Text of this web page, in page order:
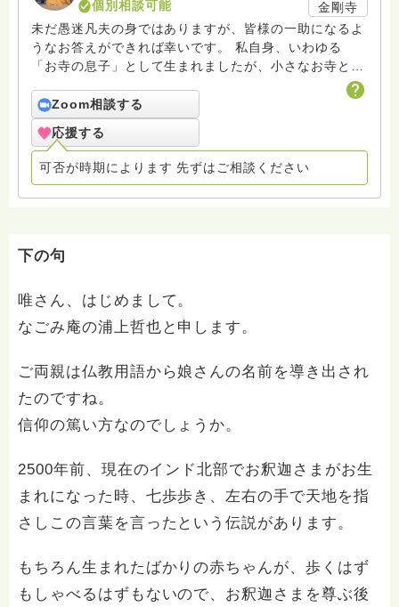
個別相談可能
金剛寺
未だ愚迷凡夫の身ではありますが、皆様の一助になるよ
うなお答えができれば幸いです。 私自身、いわゆる
「お寺の息子」として生まれましたが、小さなお寺とい
うことや両親の教育方針もあり、感謝すること、仏様、
お大師様に手を合わせることの大切さは教えられてきま
したが、後継者としてのプレッシャー等は全くありませ
んでした。 実際、当初は仏門に入る心づもりなどな
く、仏教とは関係のない分野の理系大学に進学し、在学
中に起業。 仲間とIT系の会社を立ち上げたり、飲食業
や人材派遣などの運営企画に携わる傍、ディスコやクラ
の中で思うことが度々あり僧侶を志し、お大師様とご本
き頂き、助けて頂いております。 （趣味程度ですが、
暦の研究や宿曜経の読解、気学をメインに占いは現在も
世界」を共に大切にして釈尊の末弟、宗祖弘法大師空海
の末弟として、真言僧侶の立場、金剛乗仏教・密教の観
点からお答えさせていただきます。 皆様からの相談を
通じて、また他の僧侶の皆様のご回答を通じて多くを学
坊（地蔵山金剛寺）では護摩祈祷会や阿字観体験会（阿
息観による密教瞑想体験）も開催しております。 また
自治体や地元社会福祉協議会様や企業、団体様より依頼
を受けて法話(講話)や瞑想指導を不定期で行っておりま
掌
Zoom相談する
応援する
可否が時期によります 先ずはご相談ください
下の句
唯さん、はじめまして。
なごみ庵の浦上哲也と申します。
ご両親は仏教用語から娘さんの名前を導き出され
たのですね。
信仰の篤い方なのでしょうか。
2500年前、現在のインド北部でお釈迦さまがお生
まれになった時、七歩歩き、左右の手で天地を指
さしこの言葉を言ったという伝説があります。
もちろん生まれたばかりの赤ちゃんが、歩くはず
もしゃべるはずもないので、お釈迦さまを尊ぶ後